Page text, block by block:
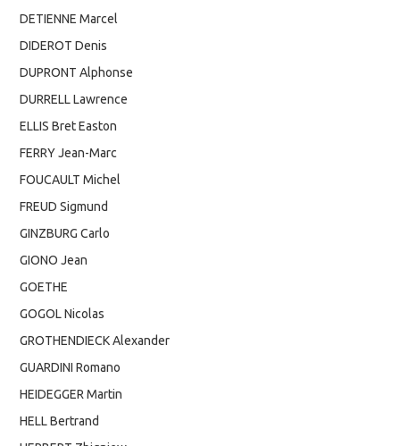
DETIENNE Marcel
DIDEROT Denis
DUPRONT Alphonse
DURRELL Lawrence
ELLIS Bret Easton
FERRY Jean-Marc
FOUCAULT Michel
FREUD Sigmund
GINZBURG Carlo
GIONO Jean
GOETHE
GOGOL Nicolas
GROTHENDIECK Alexander
GUARDINI Romano
HEIDEGGER Martin
HELL Bertrand